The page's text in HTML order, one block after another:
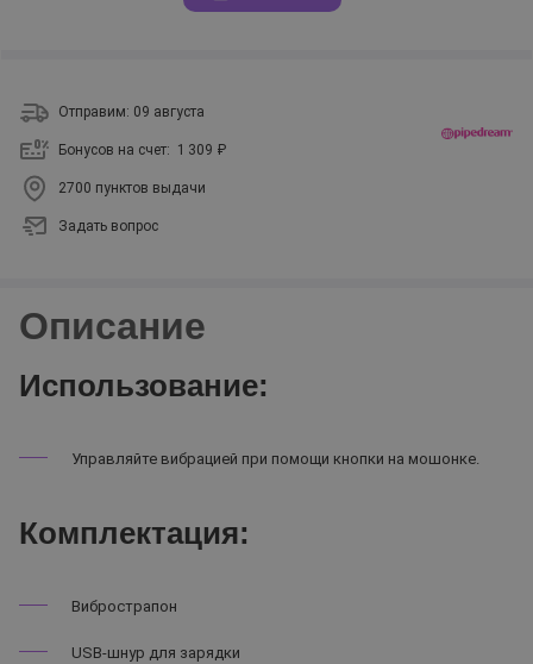
Отправим: 09 августа
Бонусов на счет: 1 309 ₽
2700 пунктов выдачи
Задать вопрос
Описание
Использование:
Управляйте вибрацией при помощи кнопки на мошонке.
Комплектация:
Вибрострапон
USB-шнур для зарядки